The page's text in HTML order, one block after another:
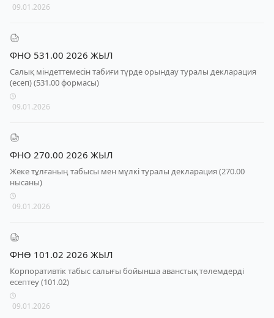
09.01.2026
ФНО 531.00 2026 ЖЫЛ
Салық міндеттемесін табиғи түрде орындау туралы декларация
(есеп) (531.00 формасы)
09.01.2026
ФНО 270.00 2026 ЖЫЛ
Жеке тұлғаның табысы мен мүлкі туралы декларация (270.00
нысаны)
09.01.2026
ФНӨ 101.02 2026 ЖЫЛ
Корпоративтік табыс салығы бойынша аванстық төлемдерді
есептеу (101.02)
09.01.2026